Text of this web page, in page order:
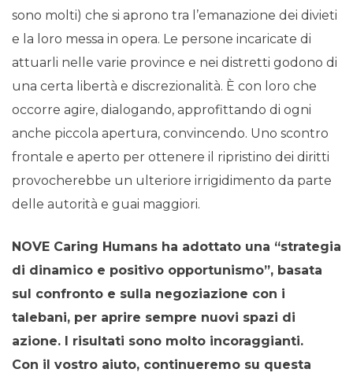
sono molti) che si aprono tra l’emanazione dei divieti
e la loro messa in opera. Le persone incaricate di
attuarli nelle varie province e nei distretti godono di
una certa libertà e discrezionalità. È con loro che
occorre agire, dialogando, approfittando di ogni
anche piccola apertura, convincendo. Uno scontro
frontale e aperto per ottenere il ripristino dei diritti
provocherebbe un ulteriore irrigidimento da parte
delle autorità e guai maggiori.
NOVE Caring Humans ha adottato una “strategia
di dinamico e positivo opportunismo”, basata
sul confronto e sulla negoziazione con i
talebani, per aprire sempre nuovi spazi di
azione. I risultati sono molto incoraggianti.
Con il vostro aiuto, continueremo su questa